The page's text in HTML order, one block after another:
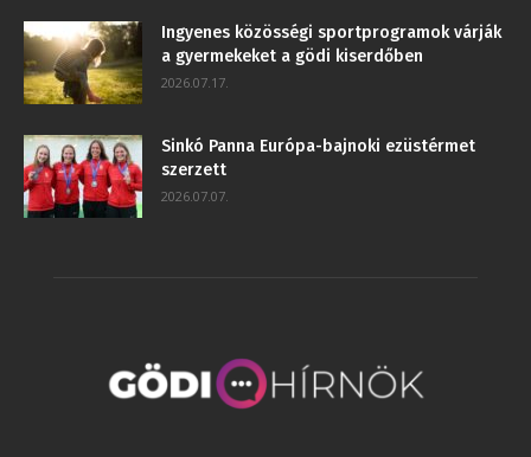
Ingyenes közösségi sportprogramok várják
a gyermekeket a gödi kiserdőben
2026.07.17.
Sinkó Panna Európa-bajnoki ezüstérmet
szerzett
2026.07.07.